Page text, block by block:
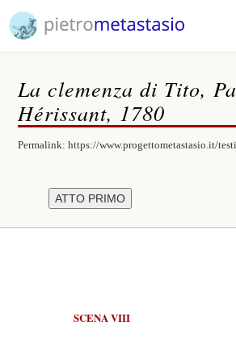
La clemenza di Tito,
Hérissant, 1780
Permalink:https://www.progettometastasio.it/
SCENA VIII